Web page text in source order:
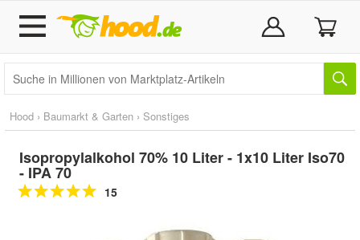
Hood › Baumarkt & Garten › Sonstiges
Isopropylalkohol 70% 10 Liter - 1x10 Liter Iso70
- IPA 70
15